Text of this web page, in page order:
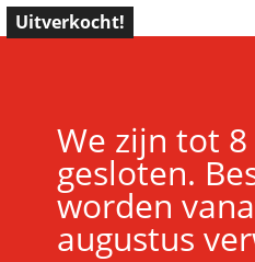
We zijn tot
gesloten.
worden
augustus
Uitverkocht!